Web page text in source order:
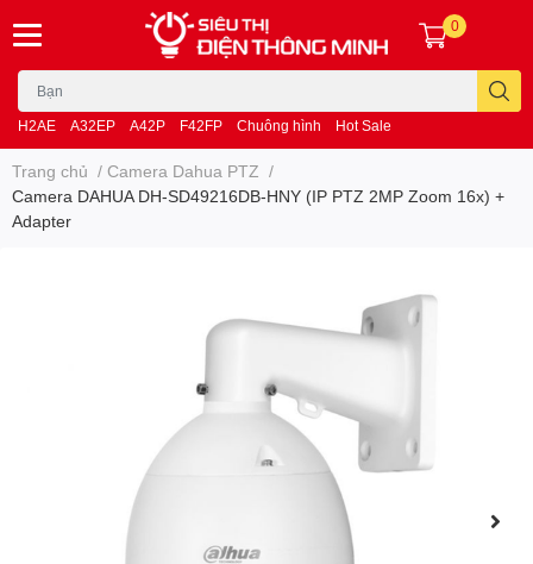
H2AE A32EP A42P F42FP Chuông hình Hot Sale
0
Trang chủ / Camera Dahua PTZ /
Camera DAHUA DH-SD49216DB-HNY (IP PTZ 2MP Zoom 16x) +
Adapter